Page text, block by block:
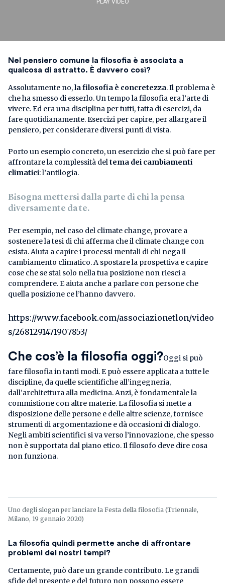
Nel pensiero comune la filosofia è associata a
qualcosa di astratto. È davvero così?
Assolutamente no,la filosofia è concretezza. Il problema è
che ha smesso di esserlo. Un tempo la filosofia era l’arte di
vivere. Ed era una disciplina per tutti, fatta di esercizi, da
fare quotidianamente. Esercizi per capire, per allargare il
pensiero, per considerare diversi punti di vista.
Porto un esempio concreto, un esercizio che si può fare per
affrontare la complessità deltema dei cambiamenti
climatici: l’antilogia.
Bisogna mettersi dalla parte di chi la pensa
diversamente da te.
Per esempio, nel caso del climate change, provare a
sostenere la tesi di chi afferma che il climate change con
esista. Aiuta a capire i processi mentali di chi nega il
cambiamento climatico. A spostare la prospettiva e capire
cose che se stai solo nella tua posizione non riesci a
comprendere. E aiuta anche a parlare con persone che
quella posizione ce l’hanno davvero.
https://www.facebook.com/associazionetlon/video
s/2681291471907853/
Che cos’è la filosofia oggi?Oggi si può
fare filosofia in tanti modi. E può essere applicata a tutte le
discipline, da quelle scientifiche all’ingegneria,
dall’architettura alla medicina. Anzi, è fondamentale la
commistione con altre materie. La filosofia si mette a
disposizione delle persone e delle altre scienze, fornisce
strumenti di argomentazione e dà occasioni di dialogo.
Negli ambiti scientifici si va verso l’innovazione, che spesso
non è supportata dal piano etico. Il filosofo deve dire cosa
non funziona.
Uno degli slogan per lanciare la Festa della filosofia (Triennale,
Milano, 19 gennaio 2020)
La filosofia quindi permette anche di affrontare
problemi dei nostri tempi?
Certamente, può dare un grande contributo. Le grandi
sfide del presente e del futuro non possono essere